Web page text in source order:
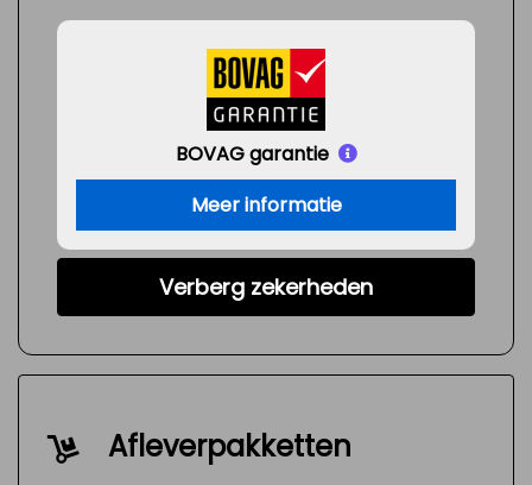
BOVAG garantie
Meer informatie
Verberg zekerheden
Afleverpakketten